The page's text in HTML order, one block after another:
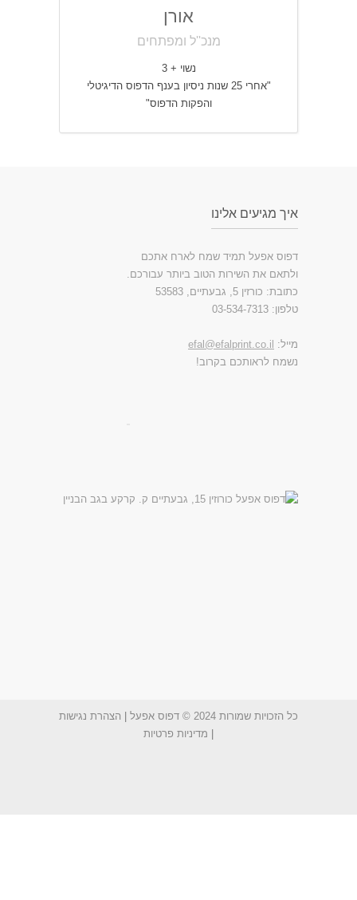
אורן
מנכ''ל ומפתחים
נשוי + 3
"אחרי 25 שנות ניסיון בענף הדפוס הדיגיטלי
והפקות הדפוס"
איך מגיעים אלינו
דפוס אפעל תמיד שמח לארח אתכם
ולתאם את השירות הטוב ביותר עבורכם.
כתובת: כורזין 5, גבעתיים, 53583
טלפון: 03-534-7313
מייל:efal@efalprint.co.il
נשמח לראותכם בקרוב!
כל הזכויות שמורות 2024 © דפוס אפעל |הצהרת נגישות
מדיניות פרטיות